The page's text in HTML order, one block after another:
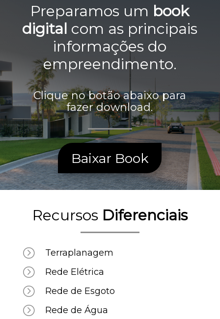
Preparamos um book
digital com as principais
informações do
empreendimento.
Clique no botão abaixo para
fazer download.
Baixar Book
Recursos Diferenciais
= Terraplanagem
= Rede Elétrica
= Rede de Esgoto
= Rede de Água